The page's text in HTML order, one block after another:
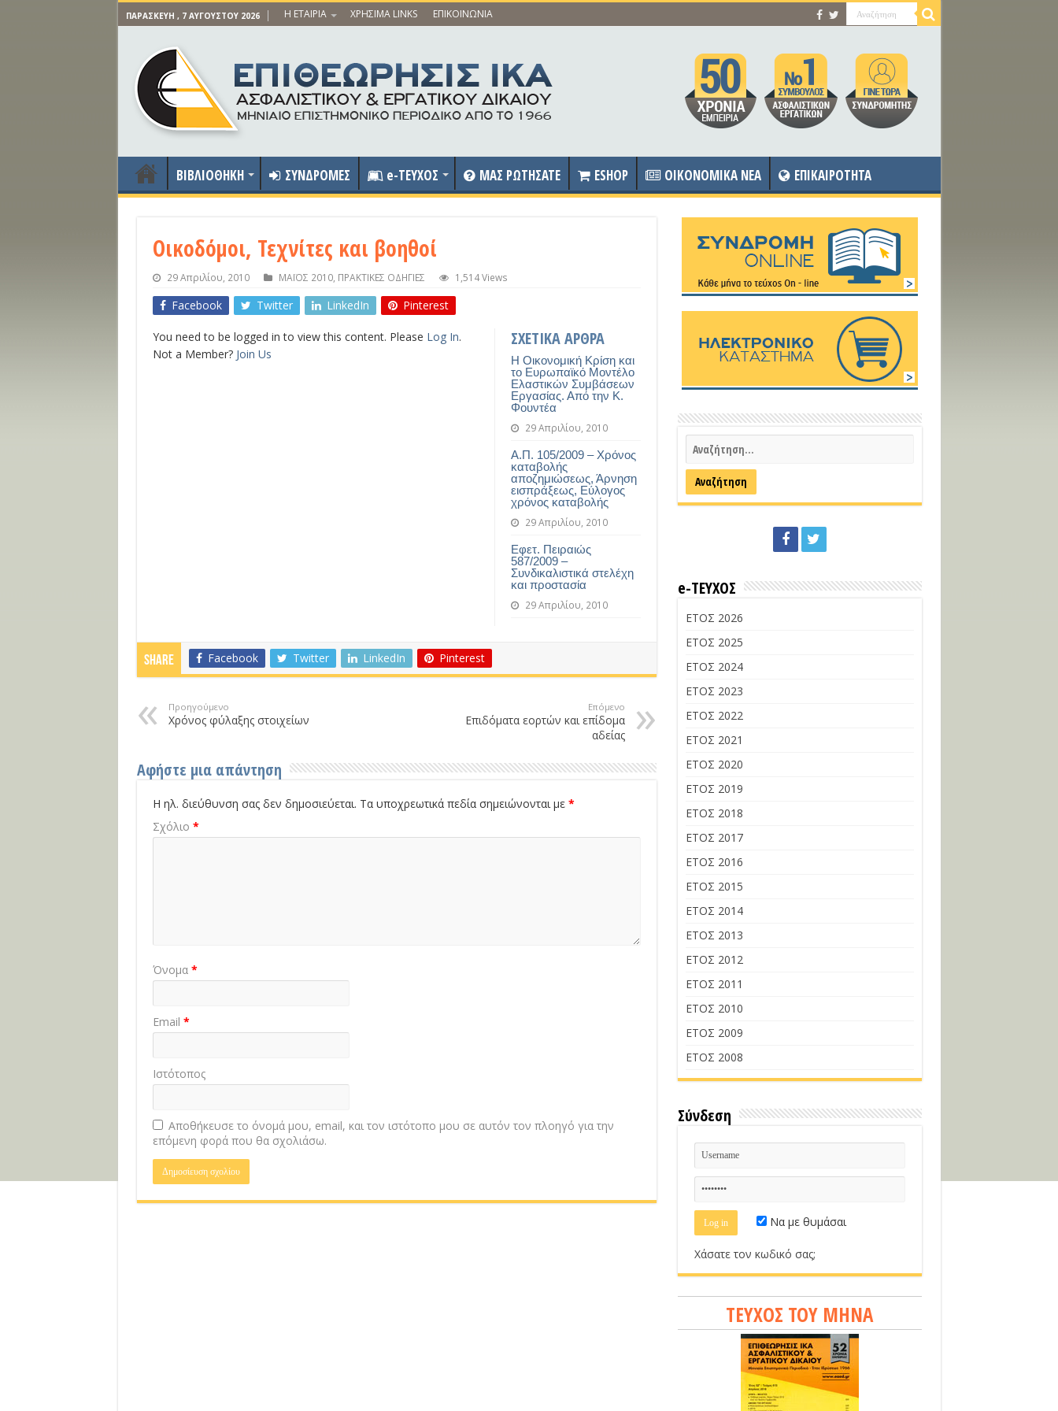
ΠΑΡΑΣΚΕΥΉ , 7 ΑΥΓΟΎΣΤΟΥ 2026 Η ΕΤΑΙΡΙΑ ΧΡΗΣΙΜΑ LINKS ΕΠΙΚΟΙΝΩΝΙΑ
ΒΙΒΛΙΟΘΗΚΗ ΣΥΝΔΡΟΜΕΣ e-ΤΕΥΧΟΣ ΜΑΣ ΡΩΤΗΣΑΤΕ ESHOP OIKONOMIKA NEA ΕΠΙΚΑΙΡΟΤΗΤΑ
Οικοδόμοι, Τεχνίτες και βοηθοί
29 Απριλίου, 2010 ΜΑΪΟΣ 2010, ΠΡΑΚΤΙΚΕΣ ΟΔΗΓΙΕΣ 1,514 Views
Facebook Twitter LinkedIn Pinterest
ΣΧΕΤΙΚΑ ΑΡΘΡΑ
Η Οικονομική Κρίση και
το Ευρωπαϊκό Μοντέλο
Ελαστικών Συμβάσεων
Εργασίας. Από την Κ.
Φουντέα
29 Απριλίου, 2010
Α.Π. 105/2009 – Χρόνος
καταβολής
αποζημιώσεως, Άρνηση
εισπράξεως, Εύλογος
χρόνος καταβολής
29 Απριλίου, 2010
Εφετ. Πειραιώς
587/2009 –
Συνδικαλιστικά στελέχη
και προστασία
29 Απριλίου, 2010
You need to be logged in to view this content. Please Log In.
Not a Member? Join Us
Share Facebook Twitter LinkedIn Pinterest
Προηγούμενο
Χρόνος φύλαξης στοιχείων
Επόμενο
Επιδόματα εορτών και επίδομα
αδείας
Αφήστε μια απάντηση
Η ηλ. διεύθυνση σας δεν δημοσιεύεται. Τα υποχρεωτικά πεδία σημειώνονται με *
Σχόλιο *
Όνομα *
Email *
Ιστότοπος
Αποθήκευσε το όνομά μου, email, και τον ιστότοπο μου σε αυτόν τον πλοηγό για την
επόμενη φορά που θα σχολιάσω.
e-ΤΕΥΧΟΣ
ΕΤΟΣ 2026
ΕΤΟΣ 2025
ΕΤΟΣ 2024
ΕΤΟΣ 2023
ΕΤΟΣ 2022
ΕΤΟΣ 2021
ΕΤΟΣ 2020
ΕΤΟΣ 2019
ΕΤΟΣ 2018
ΕΤΟΣ 2017
ΕΤΟΣ 2016
ΕΤΟΣ 2015
ΕΤΟΣ 2014
ΕΤΟΣ 2013
ΕΤΟΣ 2012
ΕΤΟΣ 2011
ΕΤΟΣ 2010
ΕΤΟΣ 2009
ΕΤΟΣ 2008
Σύνδεση
Να με θυμάσαι
Χάσατε τον κωδικό σας;
ΤΕΥΧΟΣ ΤΟΥ ΜΗΝΑ